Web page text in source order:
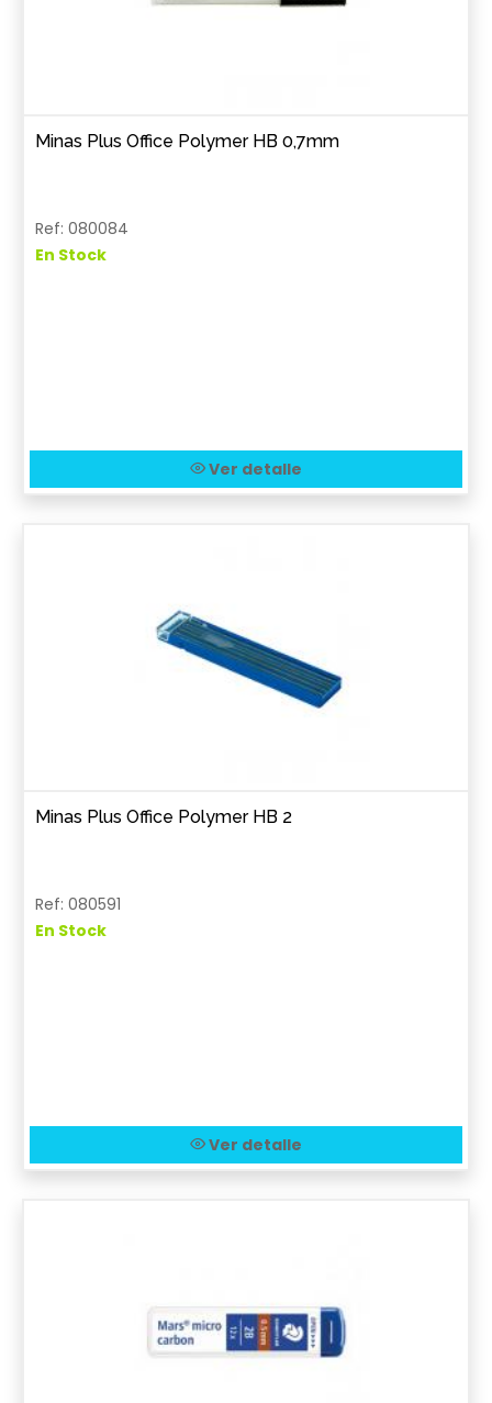
Minas Plus Office Polymer HB 0,7mm
Ref: 080084
En Stock
Ver detalle
Minas Plus Office Polymer HB 2
Ref: 080591
En Stock
Ver detalle